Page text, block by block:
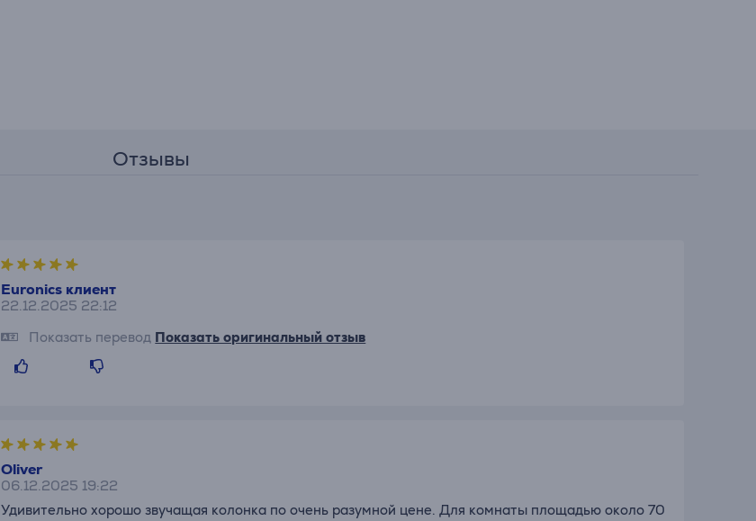
Отзывы
Euronics клиент
22.12.2025 22:12
Показать перевод Показать оригинальный отзыв
Oliver
06.12.2025 19:22
Удивительно хорошо звучащая колонка по очень разумной цене. Для комнаты площадью около 70